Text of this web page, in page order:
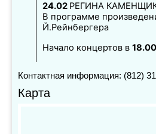
24.02 РЕГИНА
В программе
Й.Рейнбергера
Начало концертов в 18.00
Контактная информация: (812)
Карта